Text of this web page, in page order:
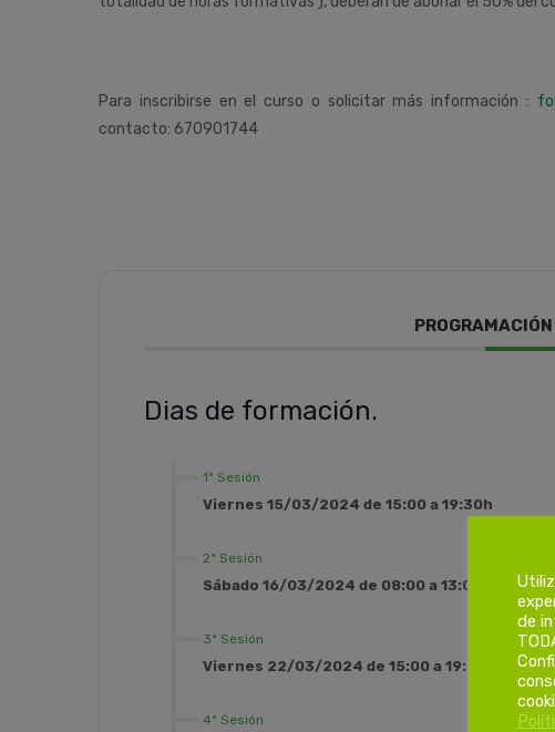
Para inscribirse en el curso o solicitar más información :
contacto: 670901744
Dias de formación.
1ª Sesión
Viernes 15/03/2024 de 15:00 a 19:30h
2ª Sesión
Sábado 16/03/2024 de 08:00 a 13:00h
3ª Sesión
Viernes 22/03/2024 de 15:00 a 19:30h
4ª Sesión
de